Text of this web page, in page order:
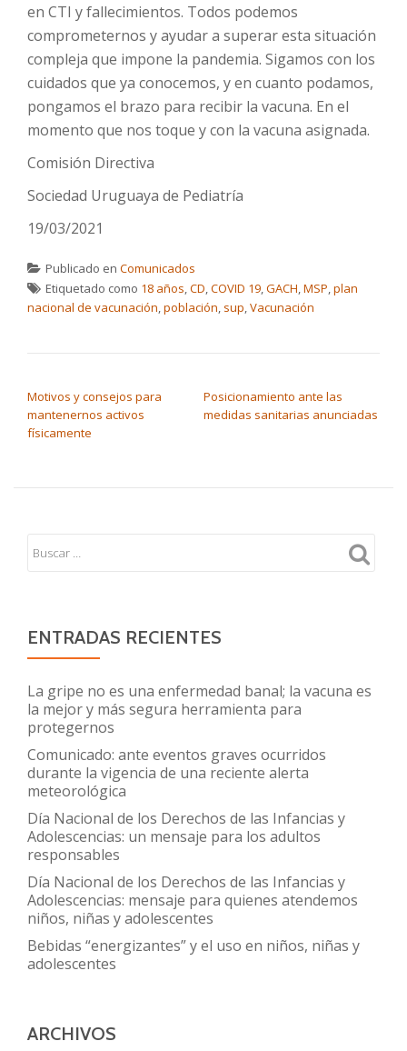
en CTI y fallecimientos. Todos podemos
comprometernos y ayudar a superar esta situación
compleja que impone la pandemia. Sigamos con los
cuidados que ya conocemos, y en cuanto podamos,
pongamos el brazo para recibir la vacuna. En el
momento que nos toque y con la vacuna asignada.
Comisión Directiva
Sociedad Uruguaya de Pediatría
19/03/2021
Publicado en Comunicados
Etiquetado como 18 años,CD,COVID 19,GACH,MSP,plan
nacional de vacunación,población, sup,Vacunación
Motivos y consejos para
mantenernos activos
físicamente
Posicionamiento ante las
medidas sanitarias anunciadas
ENTRADAS RECIENTES
La gripe no es una enfermedad banal; la vacuna es
la mejor y más segura herramienta para
protegernos
Comunicado: ante eventos graves ocurridos
durante la vigencia de una reciente alerta
meteorológica
Día Nacional de los Derechos de las Infancias y
Adolescencias: un mensaje para los adultos
responsables
Día Nacional de los Derechos de las Infancias y
Adolescencias: mensaje para quienes atendemos
niños, niñas y adolescentes
Bebidas “energizantes” y el uso en niños, niñas y
adolescentes
ARCHIVOS